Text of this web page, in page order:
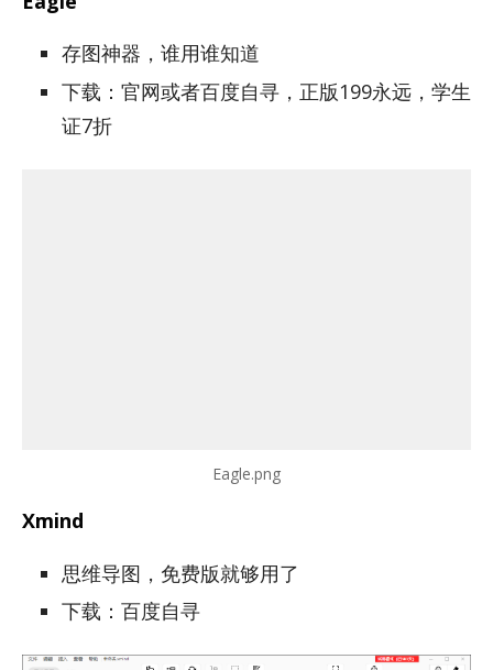
存图神器，谁用谁知道
下载：官网或者百度自寻，正版199永远，学生
证7折
Eagle.png
Xmind
思维导图，免费版就够用了
下载：百度自寻